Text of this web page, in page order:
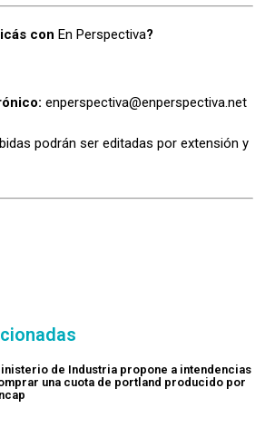
con En Perspectiva?
enperspectiva@enperspectiva.net
podrán ser editadas por extensión y
de Industria propone a intendencias
una cuota de portland producido por